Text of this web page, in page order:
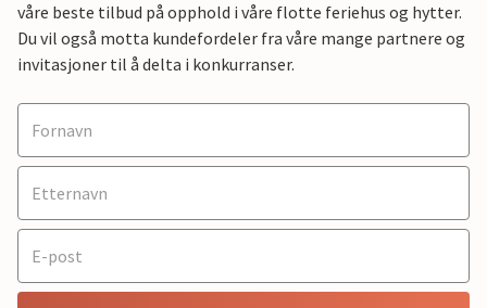
våre beste tilbud på opphold i våre flotte feriehus og hytter.
Du vil også motta kundefordeler fra våre mange partnere og
invitasjoner til å delta i konkurranser.